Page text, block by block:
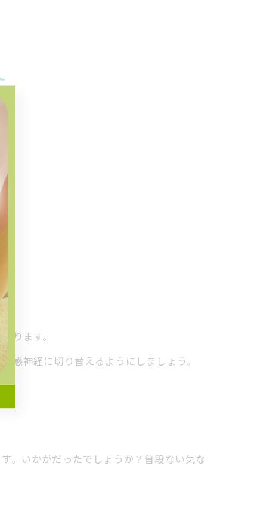
ります。
感神経に切り替えるようにしましょう。
。いかがだったでしょうか？普段ない気な